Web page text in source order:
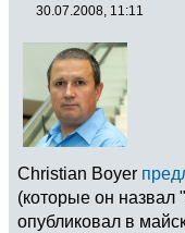
30.07.2008, 11:11
Christian Boyer
(которые он назвал
опубликовал в